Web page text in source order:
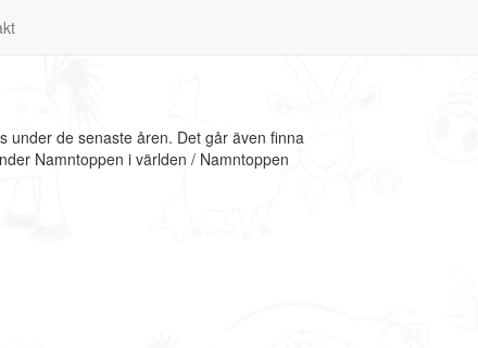
under de senaste åren. Det går även finna
Namntoppen i världen / Namntoppen